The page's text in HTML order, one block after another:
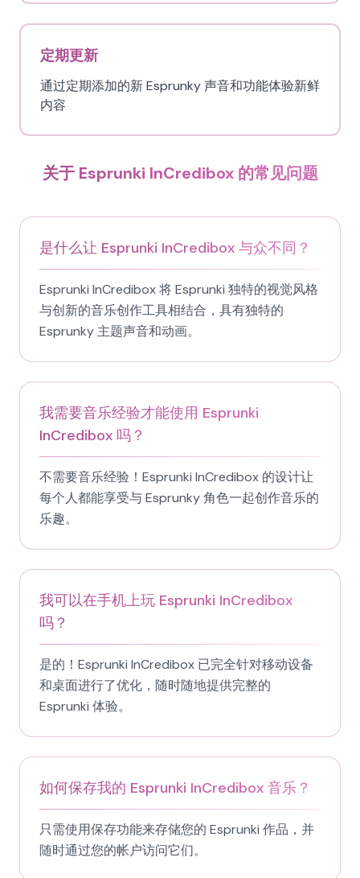
定期更新
通过定期添加的新 Esprunky 声音和功能体验新鲜
内容
关于 Esprunki InCredibox 的常见问题
是什么让 Esprunki InCredibox 与众不同？
Esprunki InCredibox 将 Esprunki 独特的视觉风格
与创新的音乐创作工具相结合，具有独特的
Esprunky 主题声音和动画。
我需要音乐经验才能使用 Esprunki
InCredibox 吗？
不需要音乐经验！Esprunki InCredibox 的设计让
每个人都能享受与 Esprunky 角色一起创作音乐的
乐趣。
我可以在手机上玩 Esprunki InCredibox
吗？
是的！Esprunki InCredibox 已完全针对移动设备
和桌面进行了优化，随时随地提供完整的
Esprunki 体验。
如何保存我的 Esprunki InCredibox 音乐？
只需使用保存功能来存储您的 Esprunki 作品，并
随时通过您的帐户访问它们。